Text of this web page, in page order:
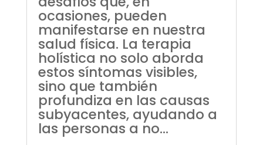
ocasiones, pueden
manifestarse en nuestra
salud física. La terapia
holística no solo aborda
estos síntomas visibles,
sino que también
profundiza en las causas
subyacentes, ayudando a
las personas a no...